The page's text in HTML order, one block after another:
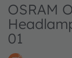
OSRAM
01